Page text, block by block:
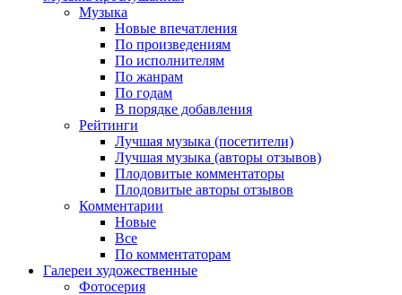
Музыка
Новые впечатления
По произведениям
По исполнителям
По жанрам
По годам
В порядке добавления
Рейтинги
Лучшая музыка (посетители)
Лучшая музыка (авторы отзывов)
Плодовитые комментаторы
Плодовитые авторы отзывов
Комментарии
Новые
Все
По комментаторам
Галереи художественные
Фотосерия